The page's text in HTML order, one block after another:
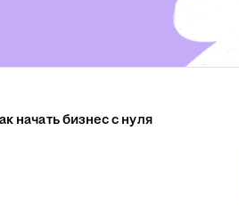
начать бизнес с нуля